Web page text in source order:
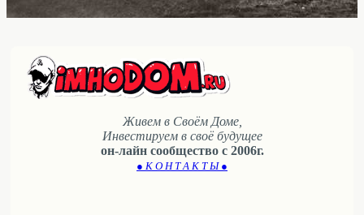
Живем в Своём Доме,
Инвестируем в своё будущее
он-лайн сообщество с 2006г.
● К О Н Т А К Т Ы ●